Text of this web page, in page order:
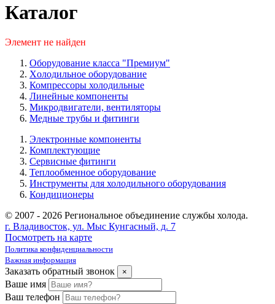
Каталог
Элемент не найден
Оборудование класса "Премиум"
Xолодильное оборудование
Компрессоры холодильные
Линейные компоненты
Микродвигатели, вентиляторы
Медные трубы и фитинги
Электронные компоненты
Комплектующие
Сервисные фитинги
Теплообменное оборудование
Инструменты для холодильного оборудования
Кондиционеры
© 2007 - 2026 Региональное объединение службы холода.
г. Владивосток, ул. Мыс Кунгасный, д. 7
Посмотреть на карте
Политика конфиденциальности
Важная информация
Заказать обратный звонок ×
Ваше имя
Ваш телефон